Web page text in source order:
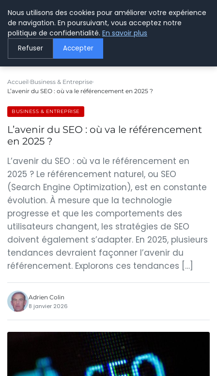
LE WEBMARKETING
Accueil Business & Entreprise
L’avenir du SEO : où va le référencement en 2025 ?
BUSINESS & ENTREPRISE
L’avenir du SEO : où va le référencement
en 2025 ?
L’avenir du SEO : où va le référencement en
2025 ? Le référencement naturel, ou SEO
(Search Engine Optimization), est en constante
évolution. À mesure que la technologie
progresse et que les comportements des
utilisateurs changent, les stratégies de SEO
doivent également s’adapter. En 2025, plusieurs
tendances devraient façonner l’avenir du
référencement. Explorons ces tendances […]
Adrien Colin
8 janvier 2026
Nous utilisons des cookies pour améliorer votre expérience
de navigation. En poursuivant, vous acceptez notre
politique de confidentialité. En savoir plus
Refuser Accepter